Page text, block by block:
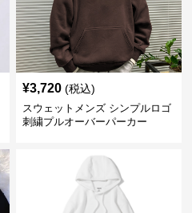
¥3,720 (税込)
スウェットメンズ シンプルロゴ
刺繍プルオーバーパーカー